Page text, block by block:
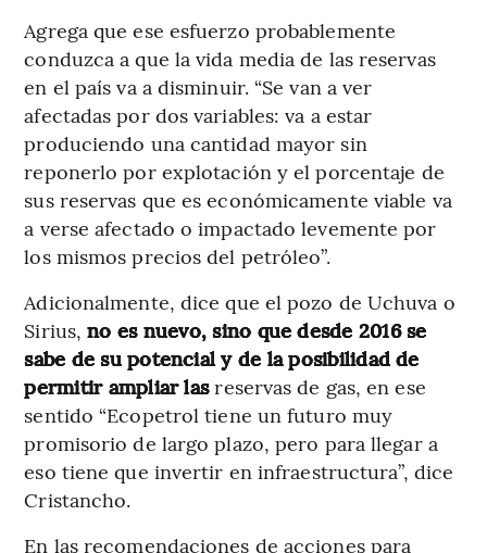
Agrega que ese esfuerzo probablemente
conduzca a que la vida media de las reservas
en el país va a disminuir. “Se van a ver
afectadas por dos variables: va a estar
produciendo una cantidad mayor sin
reponerlo por explotación y el porcentaje de
sus reservas que es económicamente viable va
a verse afectado o impactado levemente por
los mismos precios del petróleo”.
Adicionalmente, dice que el pozo de Uchuva o
Sirius,no es nuevo, sino que desde 2016 se
sabe de su potencial y de la posibilidad de
permitir ampliar lasreservas de gas, en ese
sentido “Ecopetrol tiene un futuro muy
promisorio de largo plazo, pero para llegar a
eso tiene que invertir en infraestructura”, dice
Cristancho.
En las recomendaciones de acciones para